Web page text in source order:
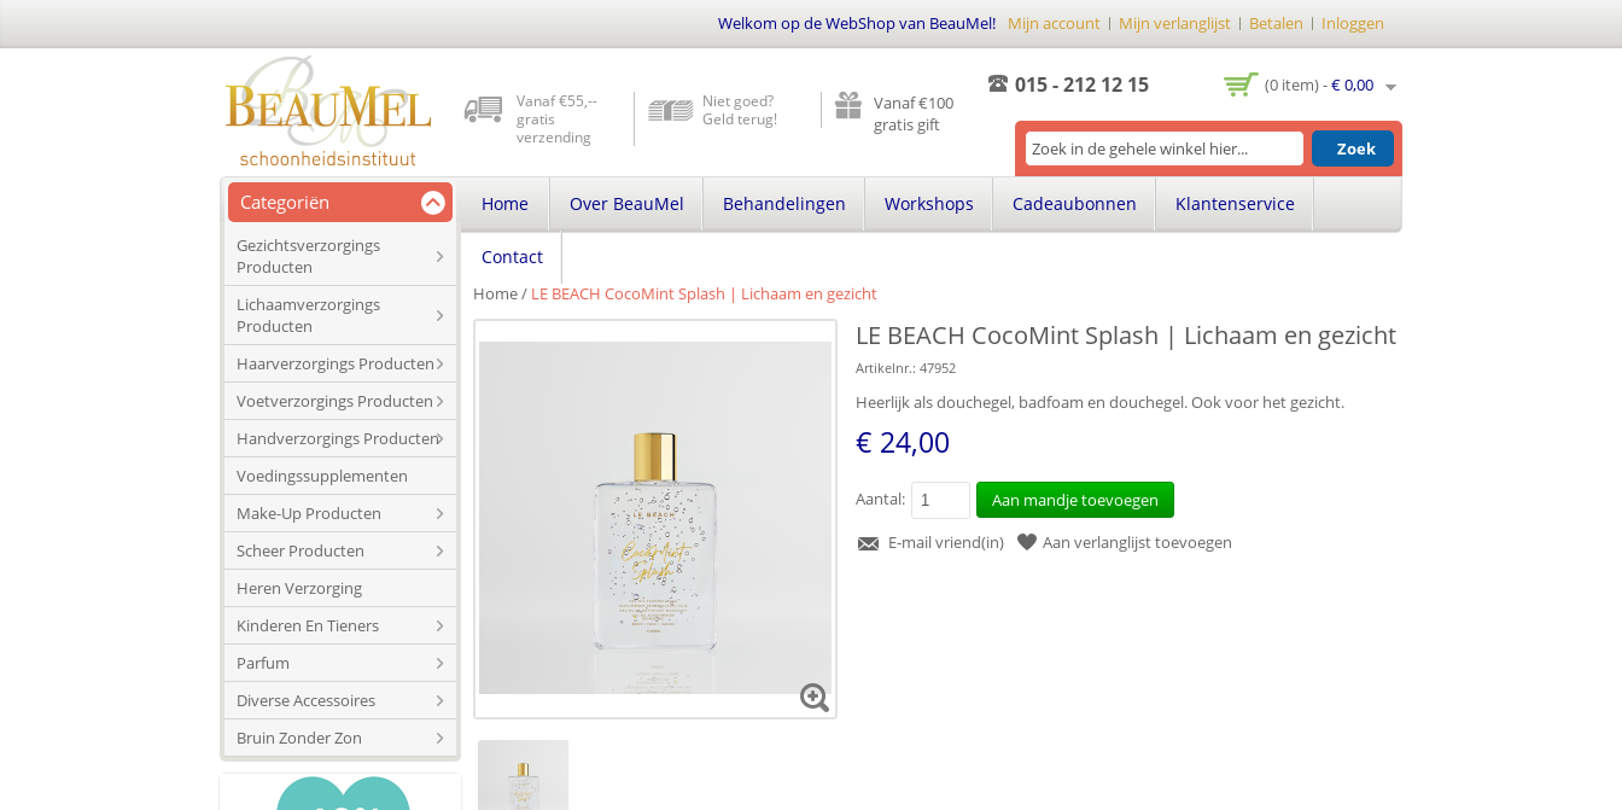
Mijn account Mijn verlanglijst Betalen Inloggen
Welkom op de WebShop van BeauMel!
Vanaf €55,--
gratis
verzending
Niet goed?
Geld terug!
Vanaf €100
gratis gift
015 - 212 12 15 (0 item) -€ 0,00
Zoek
Categoriën
Gezichtsverzorgings
Producten
Lichaamverzorgings
Producten
Haarverzorgings Producten
Voetverzorgings Producten
Handverzorgings Producten
Voedingssupplementen
Make-Up Producten
Scheer Producten
Heren Verzorging
Kinderen En Tieners
Parfum
Diverse Accessoires
Bruin Zonder Zon
Home Over BeauMel Behandelingen Workshops Cadeaubonnen Klantenservice
Contact
Home/ LE BEACH CocoMint Splash | Lichaam en gezicht
LE BEACH CocoMint Splash | Lichaam en gezicht
Artikelnr.: 47952
Heerlijk als douchegel, badfoam en douchegel. Ook voor het gezicht.
€ 24,00
Aantal:
Aan mandje toevoegen
E-mail vriend(in)
Aan verlanglijst toevoegen